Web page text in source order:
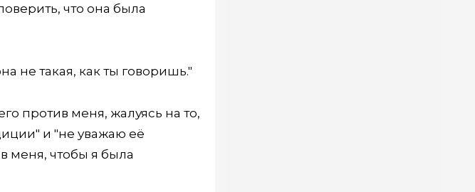
что она была
не такая, как ты говоришь."
против меня, жалуясь на то,
и "не уважаю её
меня, чтобы я была